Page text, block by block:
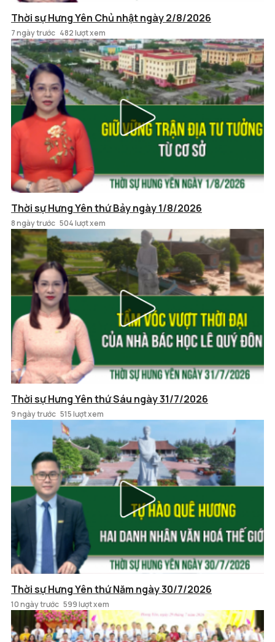
Thời sự Hưng Yên Chủ nhật ngày 2/8/2026
7 ngày trước 482 lượt xem
Thời sự Hưng Yên thứ Bảy ngày 1/8/2026
8 ngày trước 504 lượt xem
Thời sự Hưng Yên thứ Sáu ngày 31/7/2026
9 ngày trước 515 lượt xem
Thời sự Hưng Yên thứ Năm ngày 30/7/2026
10 ngày trước 599 lượt xem